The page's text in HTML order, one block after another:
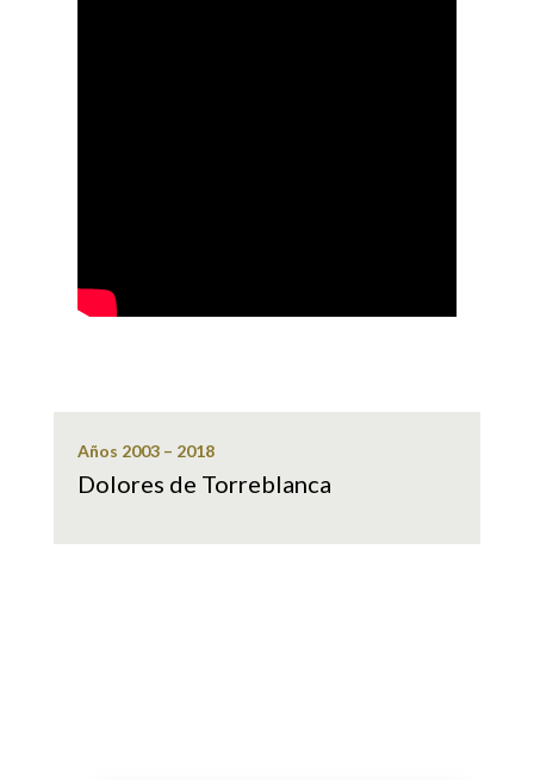
Años 2003 – 2018
Dolores de Torreblanca